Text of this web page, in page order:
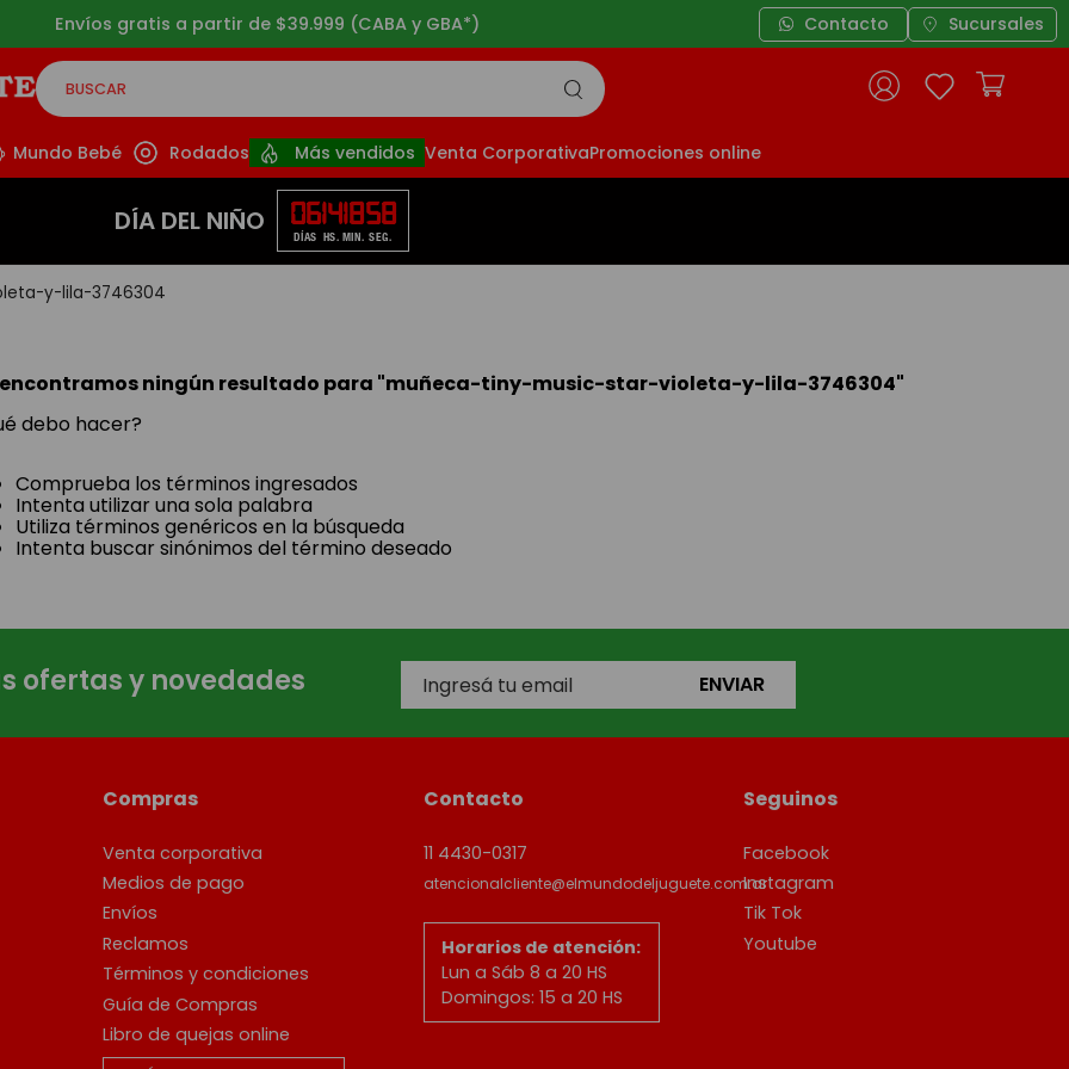
Envíos gratis a partir de $39.999 (CABA y GBA*) Contacto Sucursales
BUSCAR
Mundo Bebé Rodados Más vendidos Venta CorporativaPromociones online
DÍA DEL NIÑO 06
DÍAS
14
HS.
18
MIN.
57
SEG.
y-lila-3746304
ningún resultado para "muñeca-tiny-music-star-violeta-y-lila-3746304"
debo hacer?
Comprueba los términos ingresados
Intenta utilizar una sola palabra
Utiliza términos genéricos en la búsqueda
Intenta buscar sinónimos del término deseado
ofertas y novedades ENVIAR
Compras
Venta corporativa
Medios de pago
Envíos
Reclamos
Términos y condiciones
Guía de Compras
Libro de quejas online
Contacto
11 4430-0317
atencionalcliente@elmundodeljuguete.com.ar
Horarios de atención:
Lun a Sáb 8 a 20 HS
Domingos: 15 a 20 HS
Seguinos
Facebook
Instagram
Tik Tok
Youtube